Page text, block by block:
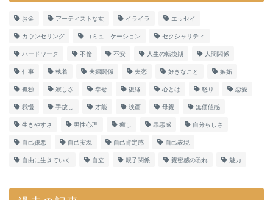
お金 アーティストな女 イライラ エッセイ
カウンセリング コミュニケーション セクシャリティ
ハードワーク 不倫 不安 人生の転換期 人間関係
仕事 執着 夫婦関係 失恋 好きなこと 嫉妬
孤独 寂しさ 幸せ 復縁 心とは 怒り 恋愛
我慢 手放し 才能 映画 母親 無価値感
生きやすさ 男性心理 癒し 罪悪感 自分らしさ
自己嫌悪 自己実現 自己肯定感 自己表現
自由に生きていく 自立 親子関係 親密感の恐れ 魅力